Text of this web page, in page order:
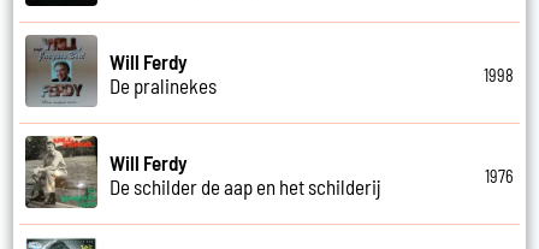
Will Ferdy
De pralinekes
1998
Will Ferdy
De schilder de aap en het schilderij
1976